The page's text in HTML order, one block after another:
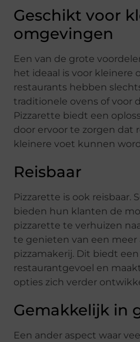
Geschikt voor
omgevingen
Een van de grote
het ideaal is voor kleinere
restaurants hebben
traditionele ovens of voor
Pizzarette biedt een
door ervoor te zorgen dat
kleinere voet kunnen
Reisbaar
Pizzarette is ook reisbaar.
bieden hun klanten de
pizzarette te verhuizen
te genieten van een
pizzamakerij. Dit biedt
restaurantgevoel en
opties zich verder
Gemakkelijk in
Een ander aspect waar